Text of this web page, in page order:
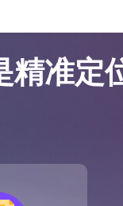
精准定